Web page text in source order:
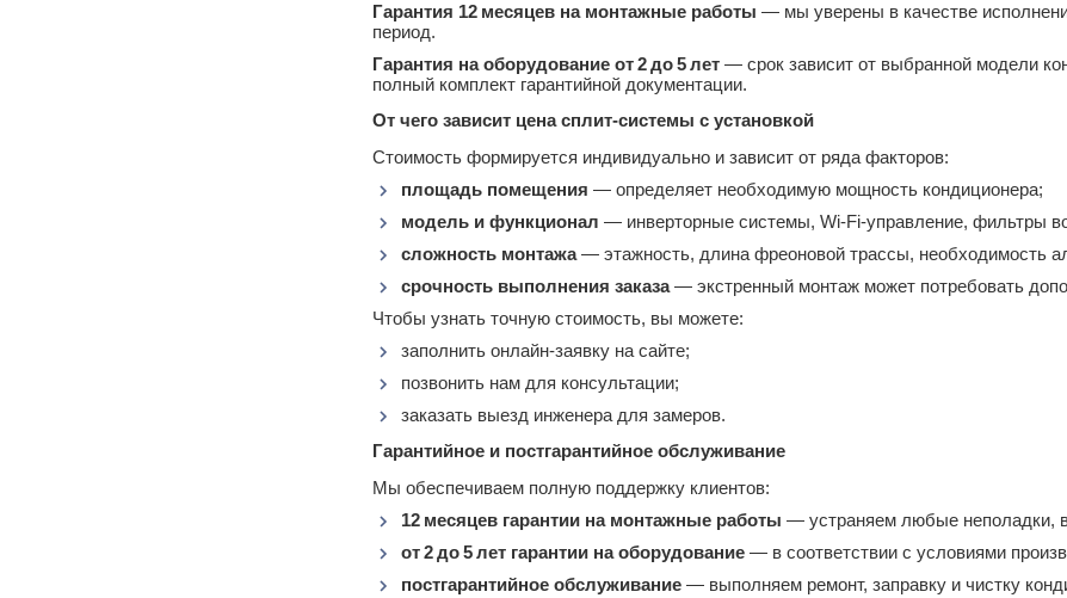
Гарантия 12 месяцев на монтажные работы — мы уверены в качестве
период.
Гарантия на оборудование от 2 до 5 лет — срок зависит от выбранной модели
полный комплект гарантийной документации.
От чего зависит цена сплит‑системы с установкой
Стоимость формируется индивидуально и зависит от ряда факторов:
площадь помещения — определяет необходимую мощность кондиционера;
модель и функционал — инверторные системы, Wi‑Fi‑управление, фильтры
сложность монтажа— этажность, длина фреоновой трассы, необходимость
срочность выполнения заказа— экстренный монтаж может потребовать
Чтобы узнать точную стоимость, вы можете:
заполнить онлайн‑заявку на сайте;
позвонить нам для консультации;
заказать выезд инженера для замеров.
Гарантийное и постгарантийное обслуживание
Мы обеспечиваем полную поддержку клиентов:
12 месяцев гарантии на монтажные работы — устраняем любые неполадки,
от 2 до 5 лет гарантии на оборудование — в соответствии с условиями
постгарантийное обслуживание — выполняем ремонт, заправку и чистку